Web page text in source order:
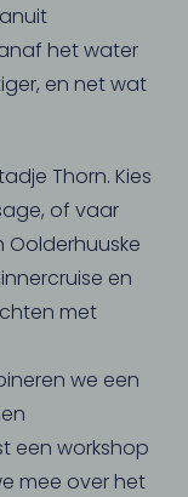
het water
en net wat
Thorn. Kies
of vaar
Oolderhuuske
en
met
we een
een workshop
mee over het